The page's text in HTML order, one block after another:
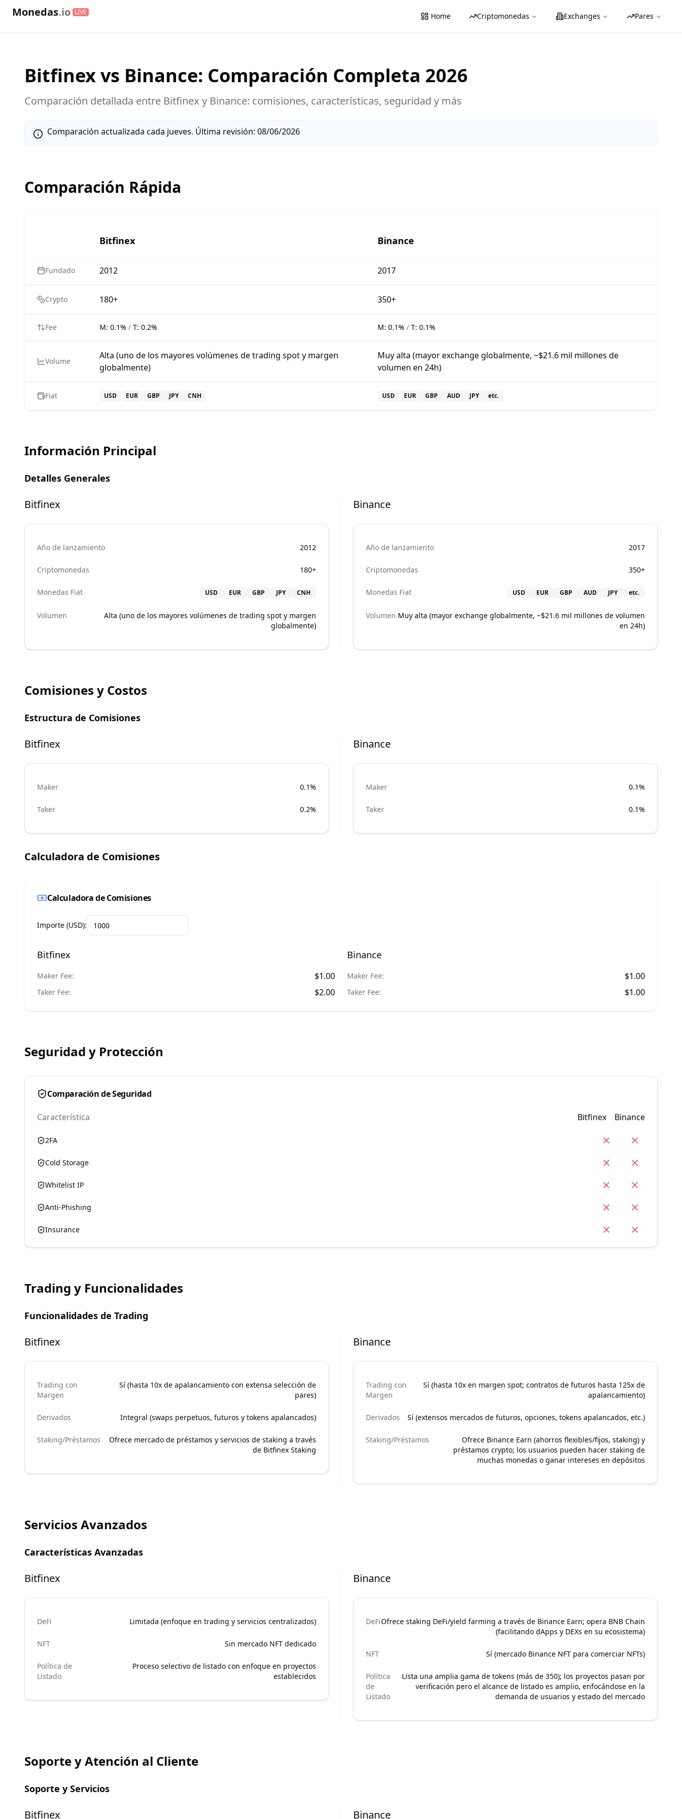
Monedas.io LIVE Home Criptomonedas Exchanges Pares
Bitfinexvs Binance: Comparación Completa 2026
Comparación detallada entre Bitfinex y Binance: comisiones, características, seguridad y más
Comparación actualizada cada jueves. Última revisión: 08/06/2026
Comparación Rápida
Bitfinex Binance
Fundado 2012 2017
Crypto 180+ 350+
Fee M: 0.1% / T: 0.2% M: 0.1% / T: 0.1%
Volume
Alta (uno de los mayores volúmenes de trading spot y margen
globalmente)
Muy alta (mayor exchange globalmente, ~$21.6 mil millones de
volumen en 24h)
Fiat USD EUR GBP JPY CNH USD EUR GBP AUD JPY etc.
Información Principal
Detalles Generales
Bitfinex
Año de lanzamiento 2012
Criptomonedas 180+
Monedas Fiat USD EUR GBP JPY CNH
Volumen
Alta (uno de los mayores volúmenes de trading spot y margen
globalmente)
Binance
Año de lanzamiento 2017
Criptomonedas 350+
Monedas Fiat USD EUR GBP AUD JPY etc.
Volumen Muy alta (mayor exchange globalmente, ~$21.6 mil millones de volumen
en 24h)
Comisiones y Costos
Estructura de Comisiones
Bitfinex
Maker 0.1%
Taker 0.2%
Binance
Maker 0.1%
Taker 0.1%
Calculadora de Comisiones
Calculadora de Comisiones
Importe (USD):
Bitfinex
Maker Fee: $1.00
Taker Fee: $2.00
Binance
Maker Fee: $1.00
Taker Fee: $1.00
Seguridad y Protección
Comparación de Seguridad
Característica Bitfinex Binance
2FA
Cold Storage
Whitelist IP
Anti-Phishing
Insurance
Trading y Funcionalidades
Funcionalidades de Trading
Bitfinex
Trading con
Margen
Sí (hasta 10x de apalancamiento con extensa selección de
pares)
Derivados Integral (swaps perpetuos, futuros y tokens apalancados)
Staking/Préstamos
Ofrece mercado de préstamos y servicios de staking a través
de Bitfinex Staking
Binance
Trading con
Margen
Sí (hasta 10x en margen spot; contratos de futuros hasta 125x de
apalancamiento)
Derivados Sí (extensos mercados de futuros, opciones, tokens apalancados, etc.)
Staking/Préstamos
Ofrece Binance Earn (ahorros flexibles/fijos, staking) y
préstamos crypto; los usuarios pueden hacer staking de
muchas monedas o ganar intereses en depósitos
Servicios Avanzados
Características Avanzadas
Bitfinex
DeFi Limitada (enfoque en trading y servicios centralizados)
NFT Sin mercado NFT dedicado
Política de
Listado
Proceso selectivo de listado con enfoque en proyectos
establecidos
Binance
DeFiOfrece staking DeFi/yield farming a través de Binance Earn; opera BNB Chain
(facilitando dApps y DEXs en su ecosistema)
NFT Sí (mercado Binance NFT para comerciar NFTs)
Política
de
Listado
Lista una amplia gama de tokens (más de 350); los proyectos pasan por
verificación pero el alcance de listado es amplio, enfocándose en la
demanda de usuarios y estado del mercado
Soporte y Atención al Cliente
Soporte y Servicios
Bitfinex Binance